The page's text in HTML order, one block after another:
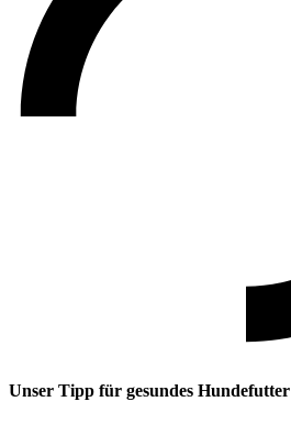
Unser Tipp für gesundes Hundefutter